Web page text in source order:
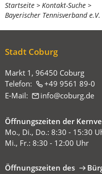
Sie
befinden
hier:
Startseite
Kontakt-Suche
Bayerischer Tennisverband
Stadt Coburg
Markt 1, 96450 Coburg
Telefon:
+49 9561 89-0
E-Mail:
info coburg de
Öffnungszeiten der
Mo., Di., Do.: 8:30 - 15:30
Mi., Fr.: 8:30 - 12:00 Uhr
Öffnungszeiten des